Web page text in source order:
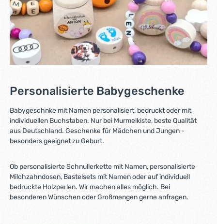
Personalisierte Babygeschenke
Babygeschnke mit Namen personalisiert, bedruckt oder mit
individuellen Buchstaben. Nur bei Murmelkiste, beste Qualität
aus Deutschland. Geschenke für Mädchen und Jungen -
besonders geeignet zu Geburt.
Ob personalisierte Schnullerkette mit Namen, personalisierte
Milchzahndosen, Bastelsets mit Namen oder auf individuell
bedruckte Holzperlen. Wir machen alles möglich. Bei
besonderen Wünschen oder Großmengen gerne anfragen.